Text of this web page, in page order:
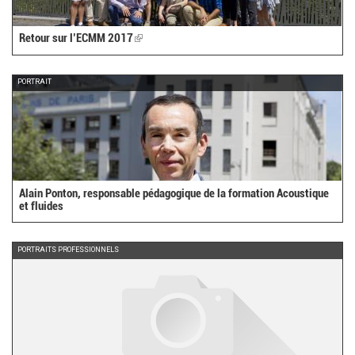
Retour sur l’ECMM 2017(link
PORTRAIT
Alain Ponton, responsable pédagogique de la formation Acoustique
et fluides
PORTRAITS PROFESSIONNELS